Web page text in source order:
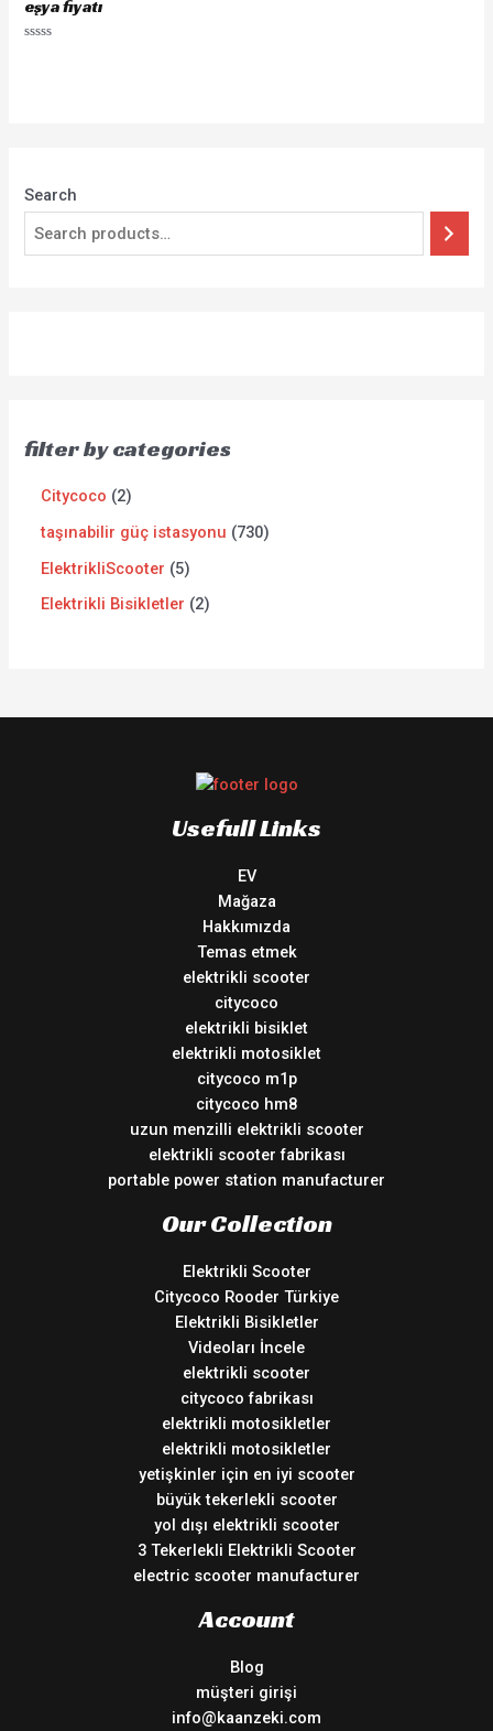
Search
filter by categories
Citycoco
2
taşınabilir güç istasyonu
730
ElektrikliScooter
5
Elektrikli Bisikletler
2
eşya fiyatı
Usefull Links
EV
Mağaza
Hakkımızda
Temas etmek
elektrikli scooter
citycoco
elektrikli bisiklet
elektrikli motosiklet
citycoco m1p
citycoco hm8
uzun menzilli elektrikli scooter
elektrikli scooter fabrikası
portable power station manufacturer
Our Collection
Elektrikli Scooter
Citycoco Rooder Türkiye
Elektrikli Bisikletler
Videoları İncele
elektrikli scooter
citycoco fabrikası
elektrikli motosikletler
elektrikli motosikletler
yetişkinler için en iyi scooter
büyük tekerlekli scooter
yol dışı elektrikli scooter
3 Tekerlekli Elektrikli Scooter
electric scooter manufacturer
Account
Blog
müşteri girişi
info@kaanzeki.com